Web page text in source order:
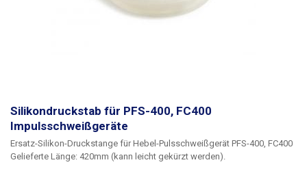
Silikondruckstab für PFS-400, FC400
Impulsschweißgeräte
Ersatz-Silikon-Druckstange für Hebel-Pulsschweißgerät PFS-400, FC400
Gelieferte Länge: 420mm (kann leicht gekürzt werden).